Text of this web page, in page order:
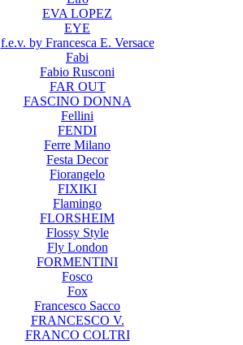
EVA LOPEZ
EYE
f.e.v. by Francesca E. Versace
Fabi
Fabio Rusconi
FAR OUT
FASCINO DONNA
Fellini
FENDI
Ferre Milano
Festa Decor
Fiorangelo
FIXIKI
Flamingo
FLORSHEIM
Flossy Style
Fly London
FORMENTINI
Fosco
Fox
Francesco Sacco
FRANCESCO V.
FRANCO COLTRI